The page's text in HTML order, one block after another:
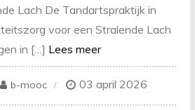
Lach De Tandartspraktijk in
voor een Stralende Lach
in […] Lees meer
b-mooc 03 april 2026